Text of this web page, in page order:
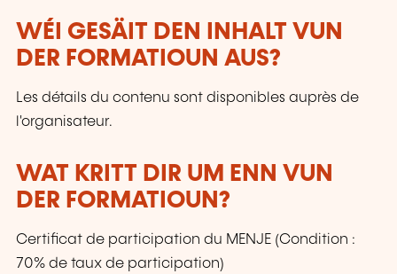
WÉI GESÄIT DEN INHALT VUN
DER FORMATIOUN AUS?
Les détails du contenu sont disponibles auprès de
l'organisateur.
WAT KRITT DIR UM ENN VUN
DER FORMATIOUN?
Certificat de participation du MENJE (Condition :
70% de taux de participation)